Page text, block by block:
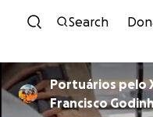
Search
Portuários pelo
Francisco